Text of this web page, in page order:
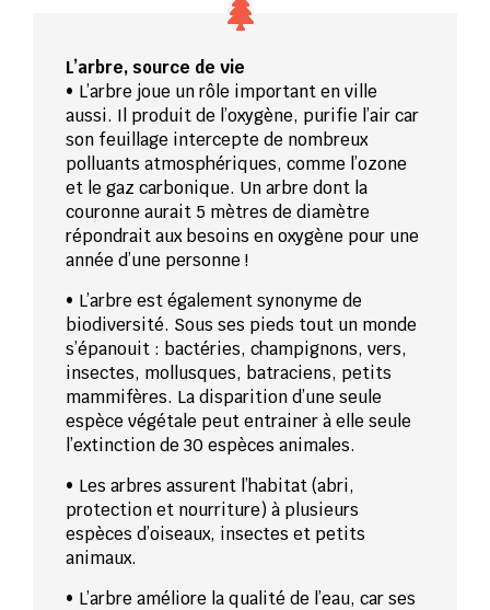
L’arbre, source de vie
• L’arbre joue un rôle important en ville
aussi. Il produit de l’oxygène, purifie l’air car
son feuillage intercepte de nombreux
polluants atmosphériques, comme l’ozone
et le gaz carbonique. Un arbre dont la
couronne aurait 5 mètres de diamètre
répondrait aux besoins en oxygène pour une
année d’une personne !
• L’arbre est également synonyme de
biodiversité. Sous ses pieds tout un monde
s’épanouit : bactéries, champignons, vers,
insectes, mollusques, batraciens, petits
mammifères. La disparition d’une seule
espèce végétale peut entrainer à elle seule
l’extinction de 30 espèces animales.
• Les arbres assurent l’habitat (abri,
protection et nourriture) à plusieurs
espèces d’oiseaux, insectes et petits
animaux.
• L’arbre améliore la qualité de l’eau, car ses